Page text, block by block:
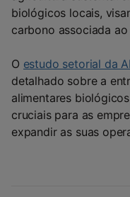
biológicos locais,
carbono associada
O estudo setorial da
detalhado sobre a
alimentares
cruciais para as
expandir as suas